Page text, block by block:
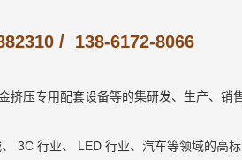
/ 138-6172-8066
压专用配套设备等的集研发、生产、销
3C 行业、 LED 行业、汽车等领域的高